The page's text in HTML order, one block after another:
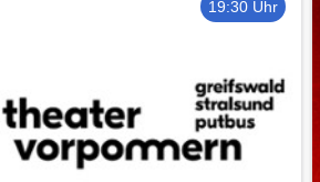
19:30 Uhr